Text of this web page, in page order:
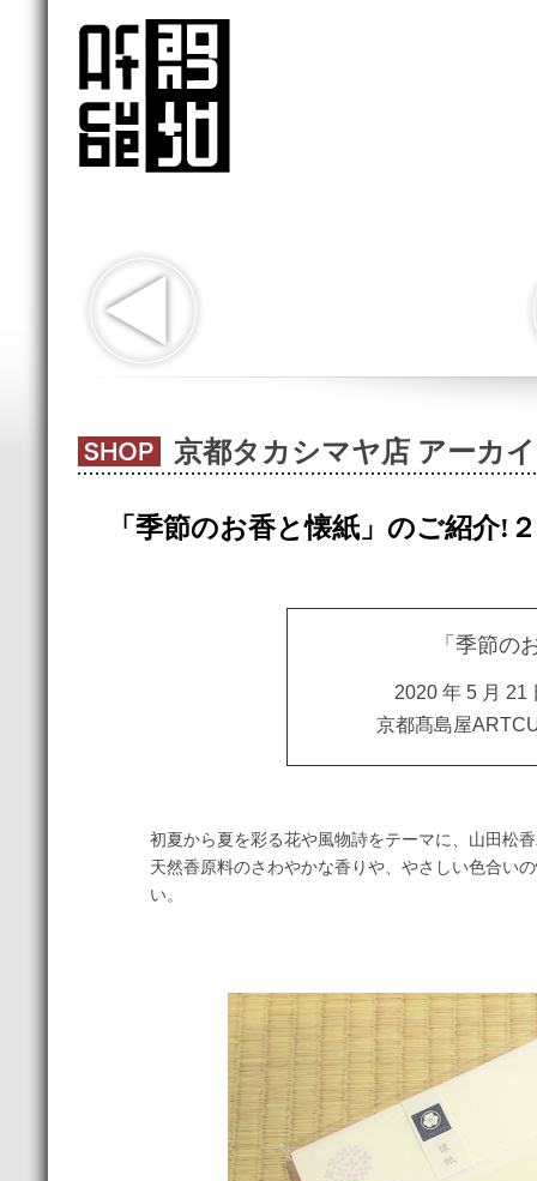
京都タカシマヤ店 アーカ
「季節のお香と懐紙」のご紹介!２
「季節の
2020 年 5 月 21
京都髙島屋
初夏から夏を彩る花や風物詩をテーマに、山田松
天然香原料のさわやかな香りや、やさしい色合い
い。